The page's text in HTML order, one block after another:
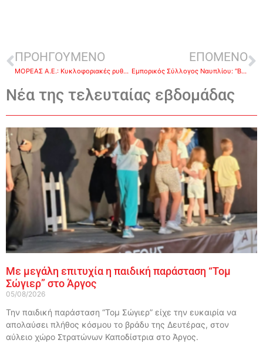
ΠΡΟΗΓΟΥΜΕΝΟ
ΜΟΡΕΑΣ Α.Ε.: Κυκλοφοριακές ρυθμίσεις λόγω εργασιών του ΑΔΜΗΕ
ΕΠΟΜΕΝΟ
Εμπορικός Σύλλογος Ναυπλίου: “Black Friday” και την… Κυριακή
Νέα της τελευταίας εβδομάδας
Με μεγάλη επιτυχία η παιδική παράσταση “Τομ
Σώγιερ” στο Άργος
05/08/2026
Την παιδική παράσταση “Τομ Σώγιερ” είχε την ευκαιρία να
απολαύσει πλήθος κόσμου το βράδυ της Δευτέρας, στον
αύλειο χώρο Στρατώνων Καποδίστρια στο Άργος.